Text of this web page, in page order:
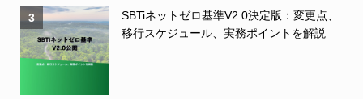
3
SBTiネットゼロ基準V2.0決定版：変更点、
移行スケジュール、実務ポイントを解説